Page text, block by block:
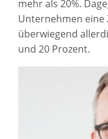
mehr als 20%.
Unternehmen eine
überwiegend
und 20 Prozent.